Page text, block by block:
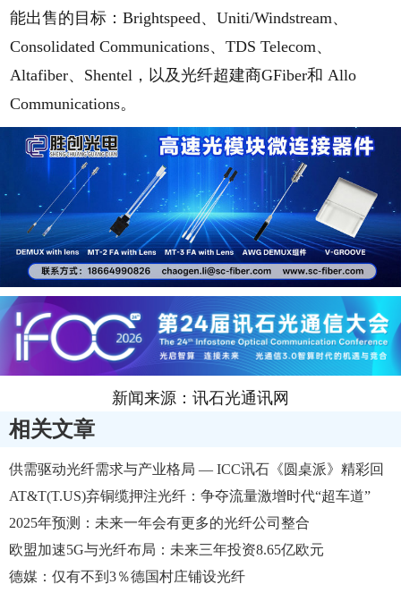
能出售的目标：Brightspeed、Uniti/Windstream、
Consolidated Communications、TDS Telecom、
Altafiber、Shentel，以及光纤超建商GFiber和 Allo
Communications。
新闻来源：讯石光通讯网
相关文章
供需驱动光纤需求与产业格局 — ICC讯石《圆桌派》精彩回
顾
AT&T(T.US)弃铜缆押注光纤：争夺流量激增时代“超车道”
2025年预测：未来一年会有更多的光纤公司整合
欧盟加速5G与光纤布局：未来三年投资8.65亿欧元
德媒：仅有不到3％德国村庄铺设光纤